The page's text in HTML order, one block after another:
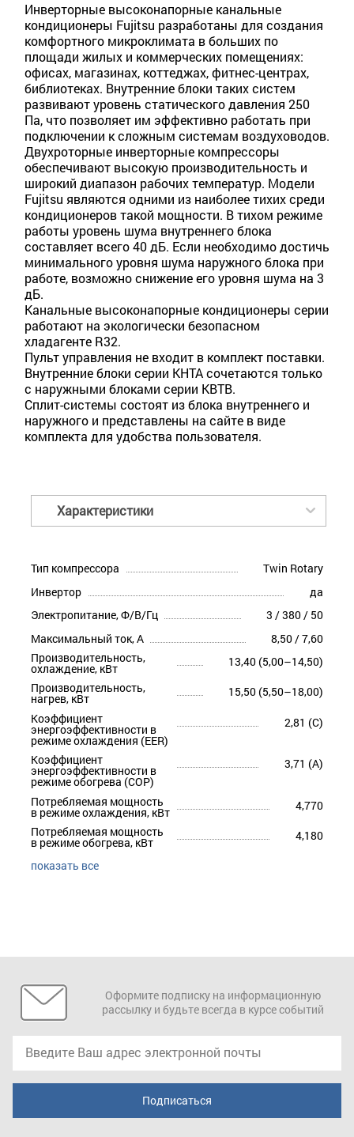
Инверторные высоконапорные канальные
кондиционеры Fujitsu разработаны для создания
комфортного микроклимата в больших по
площади жилых и коммерческих помещениях:
офисах, магазинах, коттеджах, фитнес-центрах,
библиотеках. Внутренние блоки таких систем
развивают уровень статического давления 250
Па, что позволяет им эффективно работать при
подключении к сложным системам воздуховодов.
Двухроторные инверторные компрессоры
обеспечивают высокую производительность и
широкий диапазон рабочих температур. Модели
Fujitsu являются одними из наиболее тихих среди
кондиционеров такой мощности. В тихом режиме
работы уровень шума внутреннего блока
составляет всего 40 дБ. Если необходимо достичь
минимального уровня шума наружного блока при
работе, возможно снижение его уровня шума на 3
дБ.
Канальные высоконапорные кондиционеры серии
работают на экологически безопасном
хладагенте R32.
Пульт управления не входит в комплект поставки.
Внутренние блоки серии KHTA сочетаются только
с наружными блоками серии KBTB.
Сплит-системы состоят из блока внутреннего и
наружного и представлены на сайте в виде
комплекта для удобства пользователя.
Характеристики
Тип компрессора
Twin Rotary
Инвертор
да
Электропитание, Ф/В/Гц
3 / 380 / 50
Максимальный ток, А
8,50 / 7,60
Производительность,
охлаждение, кВт
13,40 (5,00–14,50)
Производительность,
нагрев, кВт
15,50 (5,50–18,00)
Коэффициент
энергоэффективности в
режиме охлаждения (EER)
2,81 (C)
Коэффициент
энергоэффективности в
режиме обогрева (COP)
3,71 (A)
Потребляемая мощность
в режиме охлаждения, кВт
4,770
Потребляемая мощность
в режиме обогрева, кВт 4,180
показать все
Оформите подписку на информационную
рассылку и будьте всегда в курсе событий